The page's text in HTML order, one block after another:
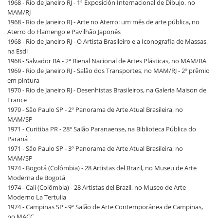
1968 - Rio de Janeiro RJ - 1ª Exposición Internacional de Dibujo, no
MAM/RJ
1968 - Rio de Janeiro RJ - Arte no Aterro: um mês de arte pública, no
Aterro do Flamengo e Pavilhão Japonês
1968 - Rio de Janeiro RJ - O Artista Brasileiro e a Iconografia de Massas,
na Esdi
1968 - Salvador BA - 2ª Bienal Nacional de Artes Plásticas, no MAM/BA
1969 - Rio de Janeiro RJ - Salão dos Transportes, no MAM/RJ - 2º prêmio
em pintura
1970 - Rio de Janeiro RJ - Desenhistas Brasileiros, na Galeria Maison de
France
1970 - São Paulo SP - 2º Panorama de Arte Atual Brasileira, no
MAM/SP
1971 - Curitiba PR - 28º Salão Paranaense, na Biblioteca Pública do
Paraná
1971 - São Paulo SP - 3º Panorama de Arte Atual Brasileira, no
MAM/SP
1974 - Bogotá (Colômbia) - 28 Artistas del Brazil, no Museu de Arte
Moderna de Bogotá
1974 - Cali (Colômbia) - 28 Artistas del Brazil, no Museo de Arte
Moderno La Tertulia
1974 - Campinas SP - 9º Salão de Arte Contemporânea de Campinas,